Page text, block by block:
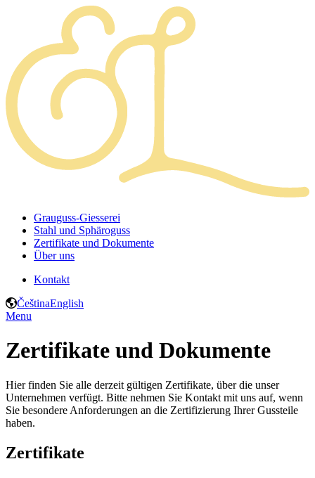
Grauguss-Giesserei
Stahl und Sphäroguss
Zertifikate und Dokumente
Über uns
Kontakt
ČeštinaEnglish
Menu
Zertifikate und Dokumente
Hier finden Sie alle derzeit gültigen Zertifikate, über die unser
Unternehmen verfügt. Bitte nehmen Sie Kontakt mit uns auf, wenn
Sie besondere Anforderungen an die Zertifizierung Ihrer Gussteile
haben.
Zertifikate